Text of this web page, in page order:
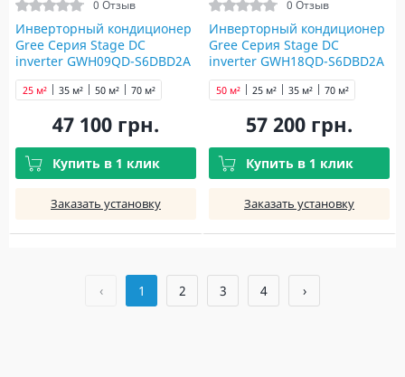
0 Отзыв
Инверторный кондиционер
Gree Серия Stage DC
inverter GWH09QD-S6DBD2A
25 м² 35 м² 50 м² 70 м²
47 100 грн.
Купить в 1 клик
Заказать установку
0 Отзыв
Инверторный кондиционер
Gree Серия Stage DC
inverter GWH18QD-S6DBD2A
25 м² 35 м²
50 м² 70 м²
57 200 грн.
Купить в 1 клик
Заказать установку
‹ 1 2 3 4 ›